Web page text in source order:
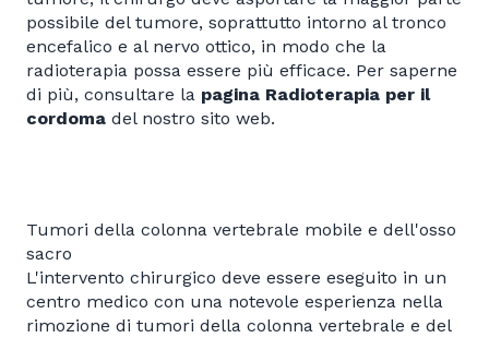
possibile del tumore, soprattutto intorno al tronco
encefalico e al nervo ottico, in modo che la
radioterapia possa essere più efficace. Per saperne
di più, consultare la pagina Radioterapia per il
cordoma del nostro sito web.
Tumori della colonna vertebrale mobile e dell'osso
sacro
L'intervento chirurgico deve essere eseguito in un
centro medico con una notevole esperienza nella
rimozione di tumori della colonna vertebrale e del